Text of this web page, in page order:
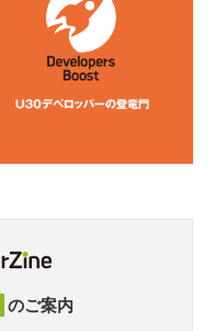
のご案内